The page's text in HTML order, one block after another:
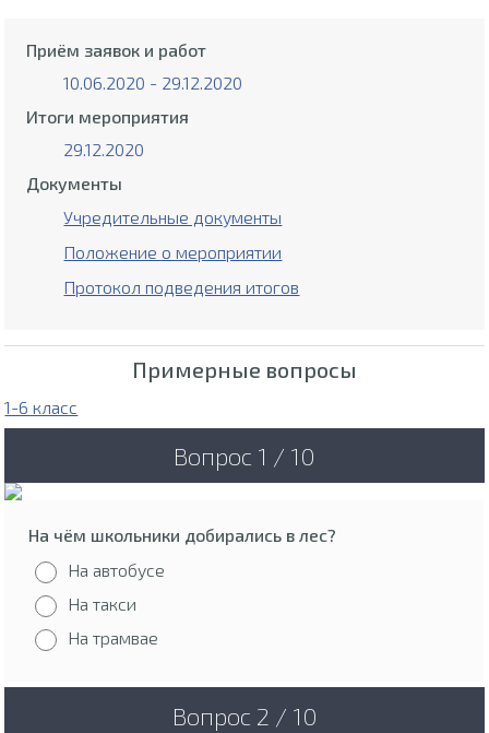
Приём заявок и работ
10.06.2020 - 29.12.2020
Итоги мероприятия
29.12.2020
Документы
Учредительные документы
Положение о мероприятии
Протокол подведения итогов
Примерные вопросы
1-6 класс
Вопрос 1 / 10
На чём школьники добирались в лес?
На автобусе
На такси
На трамвае
Вопрос 2 / 10